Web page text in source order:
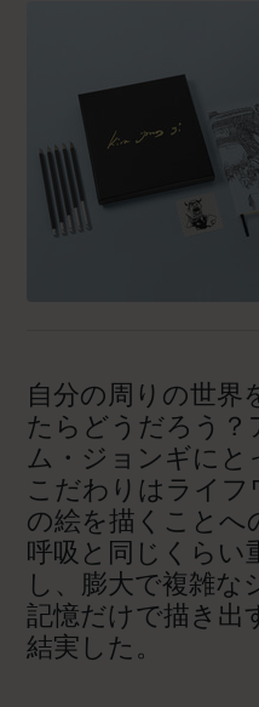
自分の周りの世界
たらどうだろう？
ム・ジョンギにと
こだわりはライ
の絵を描くことへ
呼吸と同じくらい
し、膨大で複雑な
記憶だけで描き出
結実した。